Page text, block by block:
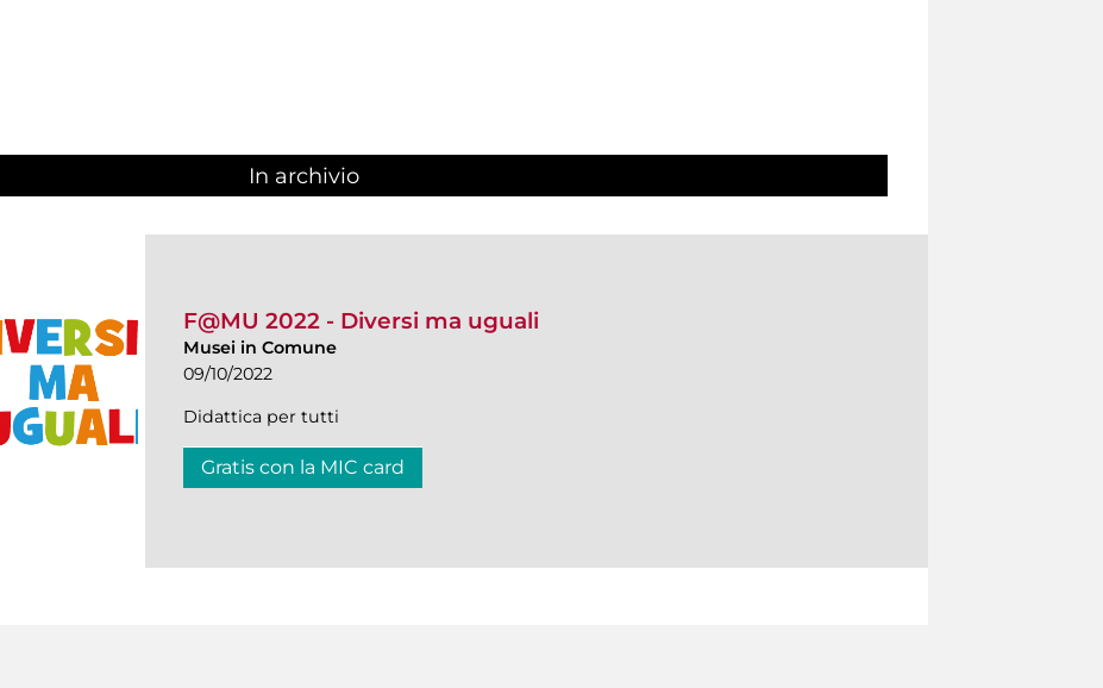
In archivio
F@MU 2022 - Diversi ma uguali
Musei in Comune
09/10/2022
Didattica per tutti
Gratis con la MIC card